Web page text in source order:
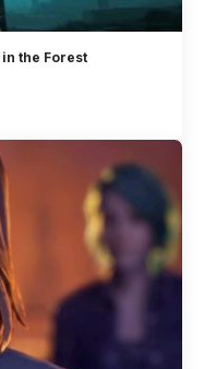
the Forest